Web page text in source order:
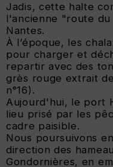
Jadis, cette halte
l'ancienne "route
Nantes.
À l’époque, les
pour charger et
repartir avec des
grès rouge extrait
n°16).
Aujourd'hui, le port
lieu prisé par les
cadre paisible.
Nous poursuivons
direction des
Gondornières, en